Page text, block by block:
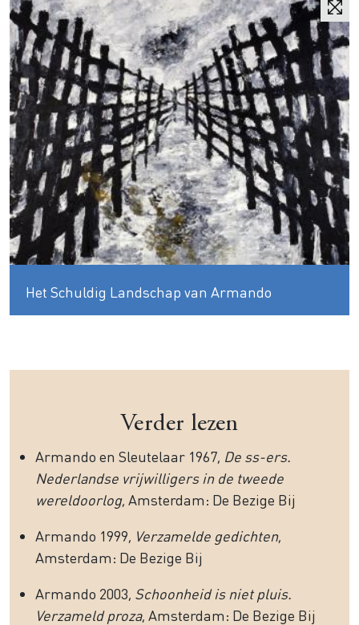
Het Schuldig Landschap van Armando
Verder lezen
Armando en Sleutelaar 1967, De ss-ers.
Nederlandse vrijwilligers in de tweede
wereldoorlog, Amsterdam: De Bezige Bij
Armando 1999, Verzamelde gedichten,
Amsterdam: De Bezige Bij
Armando 2003, Schoonheid is niet pluis.
Verzameld proza, Amsterdam: De Bezige Bij